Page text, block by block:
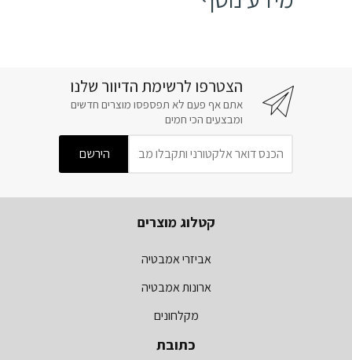
הצטרפו לרשימת הדיוור שלנו
אתם אף פעם לא תפספסו מוצרים חדשים
ומבצעים הכי חמים
קטלוג מוצרים
אביזרי אמבטיה
ארונות אמבטיה
מקלחונים
כתובת